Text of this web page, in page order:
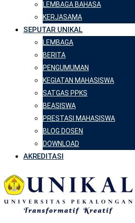
LEMBAGA BAHASA
KERJASAMA
SEPUTAR UNIKAL
LEMBAGA
BERITA
PENGUMUMAN
KEGIATAN MAHASISWA
SATGAS PPKS
BEASISWA
PRESTASI MAHASISWA
BLOG DOSEN
DOWNLOAD
AKREDITASI